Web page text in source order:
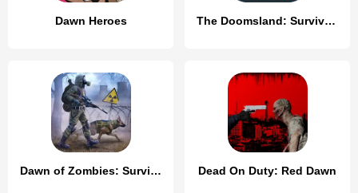
Dawn Heroes The Doomsland: Survivors
Dawn of Zombies: Survival Game Dead On Duty: Red Dawn